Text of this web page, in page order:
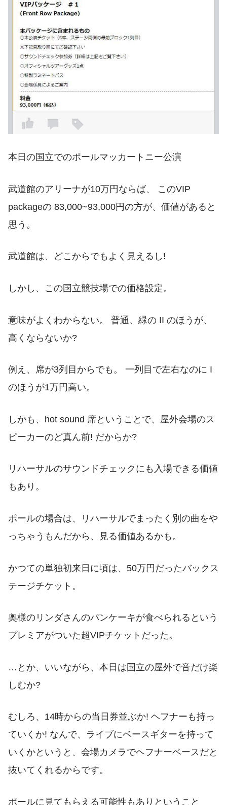
本日の国立でのポールマッカートニー公演
武道館のアリーナが10万円ならば、 このVIP
packageの 83,000~93,000円の方が、価値があると
思う。
武道館は、どこからでもよく見えるし!
しかし、この国立競技場での価格設定。
意味がよくわからない。 普通、緑の II のほうが、
高くならないか?
例え、席が3列目からでも。 一列目で左右なのに I
のほうが1万円高い。
しかも、hot sound 席ということで、屋外会場のス
ピーカーのど真ん前! だからか?
リハーサルのサウンドチェックにも入場できる価値
もあり。
ポールの場合は、リハーサルでまったく別の曲をや
っちゃうもんだから、見る価値あるかも。
かつての単独初来日に頃は、50万円だったバックス
テージチケット。
奥様のリンダさんのパンケーキが食べられるという
プレミアがついた超VIPチケットだった。
…とか、いいながら、本日は国立の屋外で音だけ楽
しむか?
むしろ、14時からの当日券並ぶか! ヘフナーも持っ
ていくか! なんで、ライブにベースギターを持って
いくかというと、会場カメラでヘフナーベースだと
抜いてくれるからです。
ポールに見てもらえる可能性もありということ